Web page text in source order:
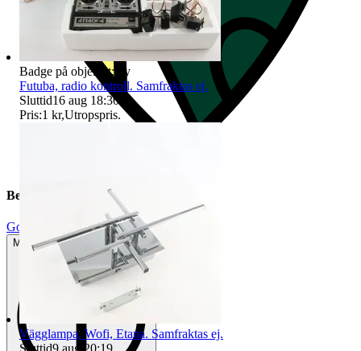
Beskrivning
Gott använt skick
Mindre tecken på användning
Badge på objektet: Ny
Futuba, radio kontroll. Samfraktas ej.
Sluttid16 aug 18:30
Pris:1 kr,Utropspris.
Vägglampa, Wofi, Etana. Samfraktas ej.
Sluttid9 aug 20:19.